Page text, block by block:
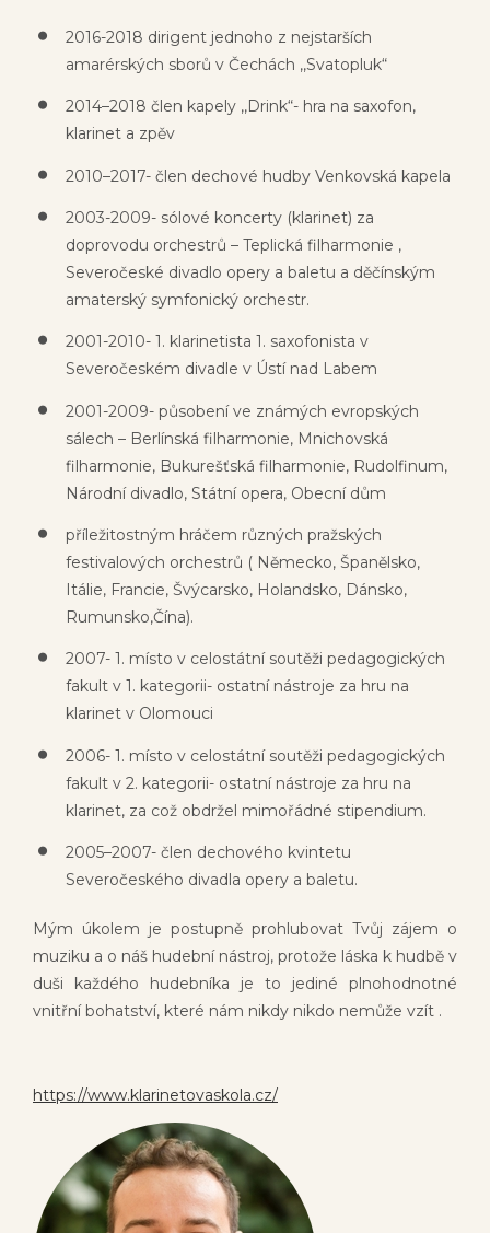
2016-2018 dirigent jednoho z nejstarších
amarérských sborů v Čechách ,,Svatopluk“
2014–2018 člen kapely ,,Drink“- hra na saxofon,
klarinet a zpěv
2010–2017- člen dechové hudby Venkovská kapela
2003-2009- sólové koncerty (klarinet) za
doprovodu orchestrů – Teplická filharmonie ,
Severočeské divadlo opery a baletu a děčínským
amaterský symfonický orchestr.
2001-2010- 1. klarinetista 1. saxofonista v
Severočeském divadle v Ústí nad Labem
2001-2009- působení ve známých evropských
sálech – Berlínská filharmonie, Mnichovská
filharmonie, Bukurešťská filharmonie, Rudolfinum,
Národní divadlo, Státní opera, Obecní dům
příležitostným hráčem různých pražských
festivalových orchestrů ( Německo, Španělsko,
Itálie, Francie, Švýcarsko, Holandsko, Dánsko,
Rumunsko,Čína).
2007- 1. místo v celostátní soutěži pedagogických
fakult v 1. kategorii- ostatní nástroje za hru na
klarinet v Olomouci
2006- 1. místo v celostátní soutěži pedagogických
fakult v 2. kategorii- ostatní nástroje za hru na
klarinet, za což obdržel mimořádné stipendium.
2005–2007- člen dechového kvintetu
Severočeského divadla opery a baletu.
Mým úkolem je postupně prohlubovat Tvůj zájem o
muziku a o náš hudební nástroj, protože láska k hudbě v
duši každého hudebníka je to jediné plnohodnotné
vnitřní bohatství, které nám nikdy nikdo nemůže vzít .
https://www.klarinetovaskola.cz/